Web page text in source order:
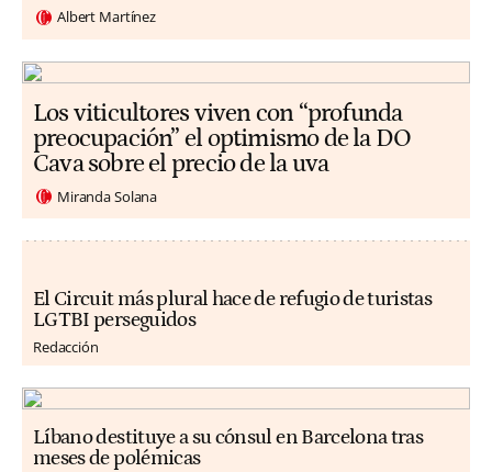
Albert Martínez
Los viticultores viven con “profunda
preocupación” el optimismo de la DO
Cava sobre el precio de la uva
Miranda Solana
El Circuit más plural hace de refugio de turistas
LGTBI perseguidos
Redacción
Líbano destituye a su cónsul en Barcelona tras
meses de polémicas